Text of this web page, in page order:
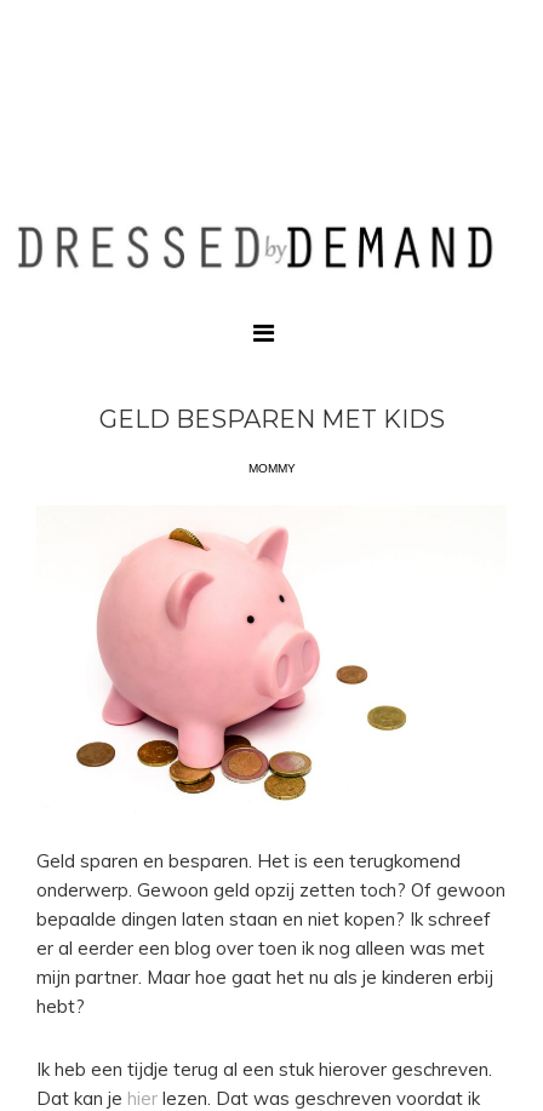
GELD BESPAREN MET KIDS
MOMMY
Geld sparen en besparen. Het is een terugkomend
onderwerp. Gewoon geld opzij zetten toch? Of gewoon
bepaalde dingen laten staan en niet kopen? Ik schreef
er al eerder een blog over toen ik nog alleen was met
mijn partner. Maar hoe gaat het nu als je kinderen erbij
hebt?
Ik heb een tijdje terug al een stuk hierover geschreven.
Dat kan je hier lezen. Dat was geschreven voordat ik